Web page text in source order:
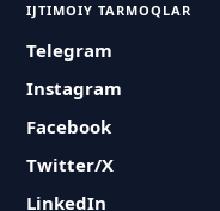
IJTIMOIY TARMOQLAR
Telegram
Instagram
Facebook
Twitter/X
LinkedIn